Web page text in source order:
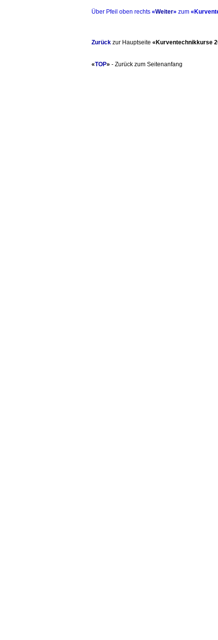
Über Pfeil oben rechts «Weiter» zum
Zurück zur Hauptseite «Kurventechnikkurse
«TOP» - Zurück zum Seitenanfang